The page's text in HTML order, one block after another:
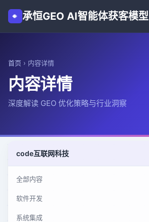
承恒GEO AI智能体获客模型
首页 › 内容详情
内容详情
深度解读 GEO 优化策略与行业洞察
code互联网科技
全部内容
软件开发
系统集成